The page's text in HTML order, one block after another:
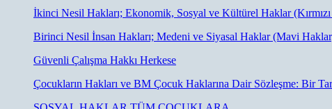
İkinci Nesil Hakları; Ekonomik, Sosyal ve Kültürel Haklar
Birinci Nesil İnsan Hakları; Medeni ve Siyasal Haklar (Mavi
Güvenli Çalışma Hakkı Herkese
Çocukların Hakları ve BM Çocuk Haklarına Dair Sözleşme: Bir